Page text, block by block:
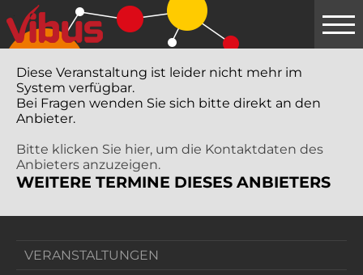
Springe
zum
Hauptinhalt
Diese Veranstaltung ist leider nicht mehr im
System verfügbar.
Bei Fragen wenden Sie sich bitte direkt an den
Anbieter.
Bitte klicken Sie hier, um die Kontaktdaten des
Anbieters anzuzeigen.
WEITERE TERMINE DIESES ANBIETERS
VERANSTALTUNGEN